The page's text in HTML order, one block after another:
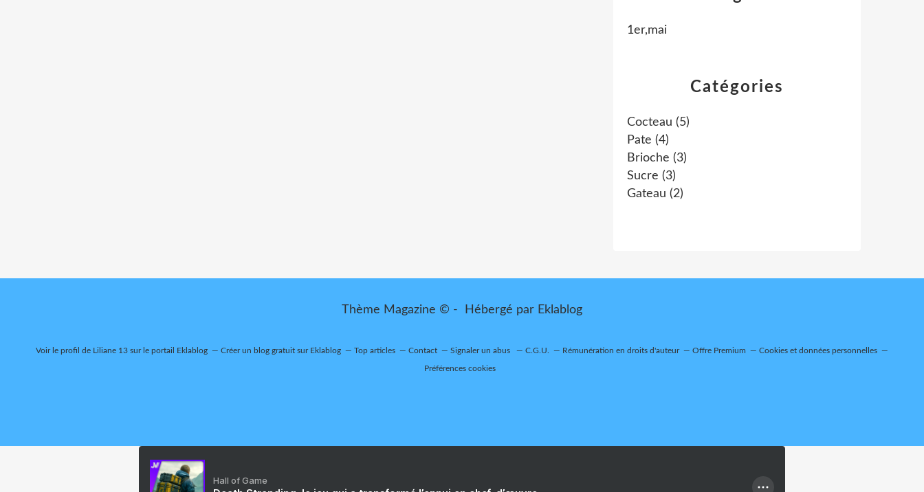
Catégories
Cocteau (5)
Pate (4)
Brioche (3)
Sucre (3)
Gateau (2)
1er,mai
Thème Magazine © - Hébergé par Eklablog
Voir le profil de Liliane 13 sur le portail Eklablog Créer un blog gratuit sur Eklablog Top articles Contact Signaler un abus C.G.U. Rémunération en droits d'auteur Offre Premium Cookies et données personnelles
Préférences cookies
Hall of Game